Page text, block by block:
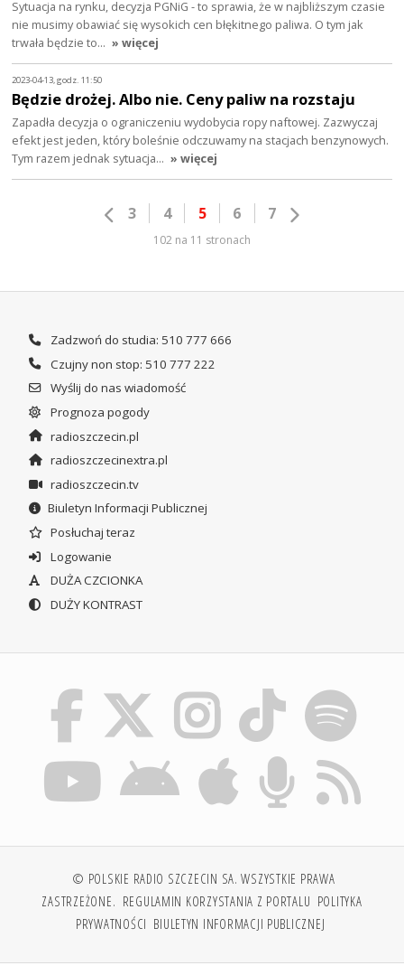
Sytuacja na rynku, decyzja PGNiG - to sprawia, że w najbliższym czasie
nie musimy obawiać się wysokich cen błękitnego paliwa. O tym jak
trwała będzie to… » więcej
2023-04-13, godz. 11:50
Będzie drożej. Albo nie. Ceny paliw na rozstaju
Zapadła decyzja o ograniczeniu wydobycia ropy naftowej. Zazwyczaj
efekt jest jeden, który boleśnie odczuwamy na stacjach benzynowych.
Tym razem jednak sytuacja… » więcej
3 4 5 6 7
102 na 11 stronach
Zadzwoń do studia: 510 777 666
Czujny non stop: 510 777 222
Wyślij do nas wiadomość
Prognoza pogody
radioszczecin.pl
radioszczecinextra.pl
radioszczecin.tv
Biuletyn Informacji Publicznej
Posłuchaj teraz
Logowanie
DUŻA CZCIONKA
DUŻY KONTRAST
© POLSKIE RADIO SZCZECIN SA. WSZYSTKIE PRAWA
ZASTRZEŻONE. REGULAMIN KORZYSTANIA Z PORTALU POLITYKA
PRYWATNOŚCI BIULETYN INFORMACJI PUBLICZNEJ